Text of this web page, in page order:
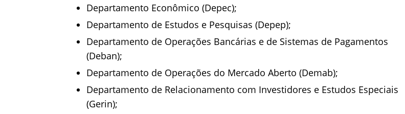
Departamento Econômico (Depec);
Departamento de Estudos e Pesquisas (Depep);
Departamento de Operações Bancárias e de Sistemas de Pagamentos
(Deban);
Departamento de Operações do Mercado Aberto (Demab);
Departamento de Relacionamento com Investidores e Estudos Especiais
(Gerin);